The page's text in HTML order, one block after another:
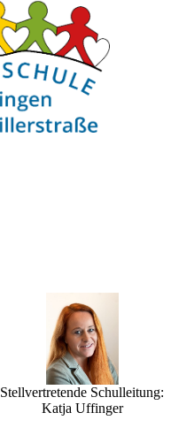
Stellvertretende Schulleitung:
Katja Uffinger